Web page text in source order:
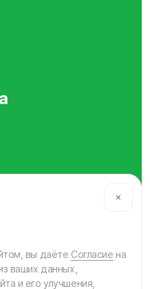
вы даёте Согласие на
ваших данных,
и его улучшения,